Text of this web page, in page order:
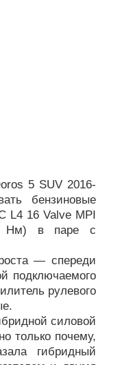
5 SUV 2016-
бензиновые
L4 16 Valve MPI
Нм) в паре с
— спереди
подключаемого
рулевого
силовой
только почему,
гибридный